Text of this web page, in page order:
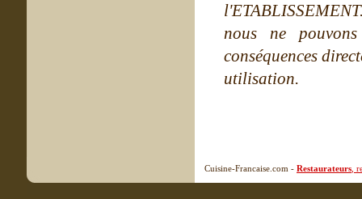
nous ne
conséquences
utilisation.
Cuisine-Francaise.com - Restaurateurs ,